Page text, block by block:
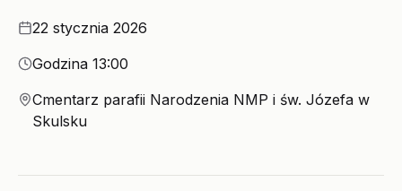
Data22 stycznia 2026
Godzina
Godzina 13:00
Miejsce
Cmentarz parafii Narodzenia NMP i św. Józefa w
Skulsku